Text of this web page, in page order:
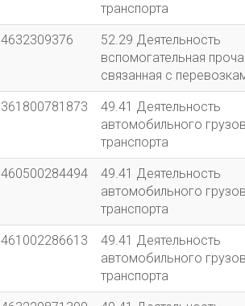
транспорта
4632309376
52.29 Деятельность
вспомогательная
связанная с
361800781873
49.41 Деятельность
автомобильного
транспорта
460500284494
49.41 Деятельность
автомобильного
транспорта
461002286613
49.41 Деятельность
автомобильного
транспорта